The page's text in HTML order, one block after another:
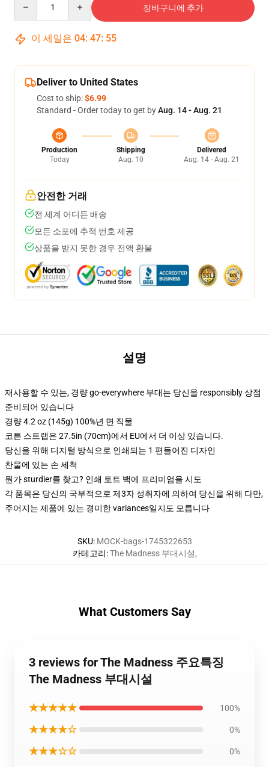
장바구니에 추가
이 세일은 04: 47: 54
Deliver to United States
Cost to ship:$6.99
Standard - Order today to get byAug. 14 - Aug. 21
Production
Today
Shipping
Aug. 10
Delivered
Aug. 14 - Aug. 21
안전한 거래
전 세계 어디든 배송
모든 소포에 추적 번호 제공
상품을 받지 못한 경우 전액 환불
설명
재사용할 수 있는, 경량 go-everywhere 부대는 당신을 responsibly 상점
준비되어 있습니다
경량 4.2 oz (145g) 100%년 면 직물
코튼 스트랩은 27.5in (70cm)에서 EU에서 더 이상 있습니다.
당신을 위해 디지털 방식으로 인쇄되는 1 편들어진 디자인
찬물에 있는 손 세척
뭔가 sturdier를 찾고? 인쇄 토트 백에 프리미엄을 시도
각 품목은 당신의 국부적으로 제3자 성취자에 의하여 당신을 위해 다만,
주어지는 제품에 있는 경미한 variances일지도 모릅니다
SKU: MOCK-bags-1745322653
카테고리:The Madness 부대시설,
What Customers Say
3 reviews for The Madness 주요특징
The Madness 부대시설
★★★★★ 100%
★★★★☆ 0%
★★★☆☆ 0%